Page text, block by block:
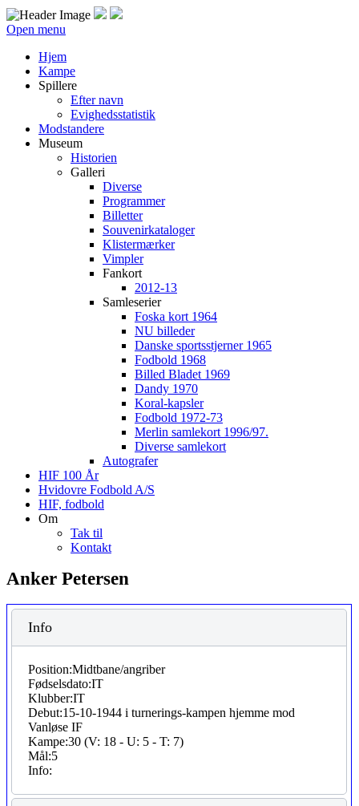
Open menu
Hjem
Kampe
Spillere
Efter navn
Evighedsstatistik
Modstandere
Museum
Historien
Galleri
Diverse
Programmer
Billetter
Souvenirkataloger
Klistermærker
Vimpler
Fankort
2012-13
Samleserier
Foska kort 1964
NU billeder
Danske sportsstjerner 1965
Fodbold 1968
Billed Bladet 1969
Dandy 1970
Koral-kapsler
Fodbold 1972-73
Merlin samlekort 1996/97.
Diverse samlekort
Autografer
HIF 100 År
Hvidovre Fodbold A/S
HIF, fodbold
Om
Tak til
Kontakt
Anker Petersen
Info
Position:Midtbane/angriber
Fødselsdato:IT
Klubber:IT
Debut:15-10-1944 i turnerings-kampen hjemme mod
Vanløse IF
Kampe:30 (V: 18 - U: 5 - T: 7)
Mål:5
Info: